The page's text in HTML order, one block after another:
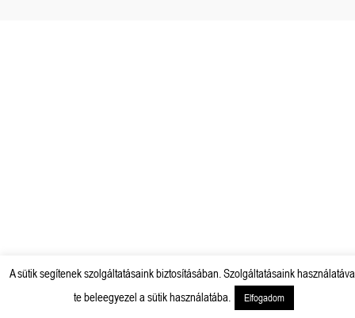
A sütik segítenek szolgáltatásaink biztosításában. Szolgáltatásaink
te beleegyezel a sütik használatába.
Elfogadom